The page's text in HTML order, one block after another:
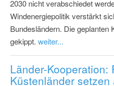
2030 nicht verabschiedet
Windenergiepolitik verstärkt
Bundesländern. Die geplanten
gekippt. weiter...
Länder-Kooperation:
Küstenländer setzen